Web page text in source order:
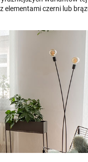
elementami czerni lub